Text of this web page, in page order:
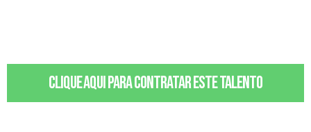
Clique aqui para contratar este talento